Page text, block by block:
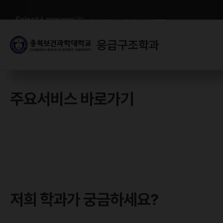
Select Language▼
응급구조학과
안전과 건강을 지키는
응급구조사 양성
주요서비스 바로가기
저희 학과가 궁금하세요?